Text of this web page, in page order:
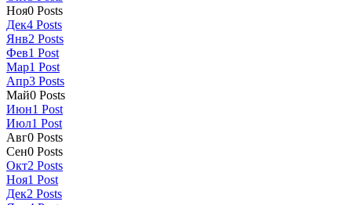
Ноя0 Posts
Дек4 Posts
Янв2 Posts
Фев1 Post
Мар1 Post
Апр3 Posts
Май0 Posts
Июн1 Post
Июл1 Post
Авг0 Posts
Сен0 Posts
Окт2 Posts
Ноя1 Post
Дек2 Posts